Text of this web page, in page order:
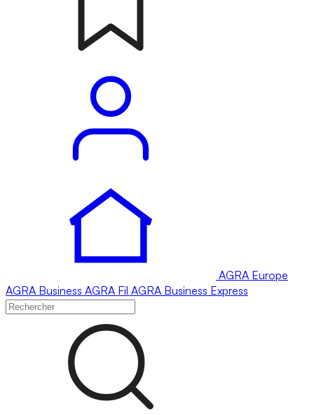
AGRA Europe
AGRA Business AGRA Fil AGRA Business Express